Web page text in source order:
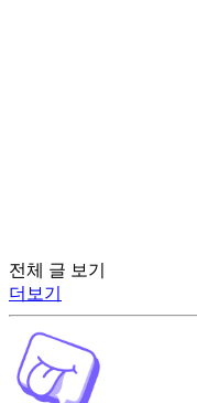
전체 글 보기
더보기